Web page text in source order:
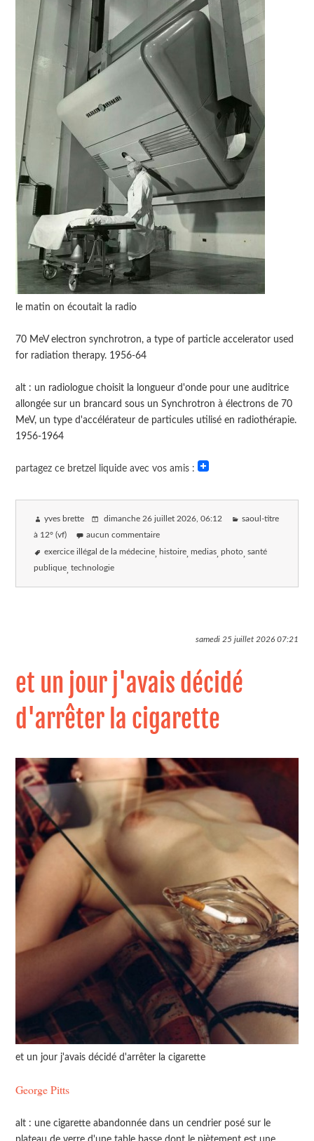
le matin on écoutait la radio
70 MeV electron synchrotron, a type of particle accelerator used
for radiation therapy. 1956-64
alt : un radiologue choisit la longueur d'onde pour une auditrice
allongée sur un brancard sous un Synchrotron à électrons de 70
MeV, un type d'accélérateur de particules utilisé en radiothérapie.
1956-1964
partagez ce bretzel liquide avec vos amis :
yves brette dimanche 26 juillet 2026, 06:12 saoul-titre
à 12° (vf) aucun commentaire
exercice illégal de la médecine histoire medias photo santé
publique technologie
samedi 25 juillet 202607:21
et un jour j'avais décidé
d'arrêter la cigarette
et un jour j'avais décidé d'arrêter la cigarette
George Pitts
alt : une cigarette abandonnée dans un cendrier posé sur le